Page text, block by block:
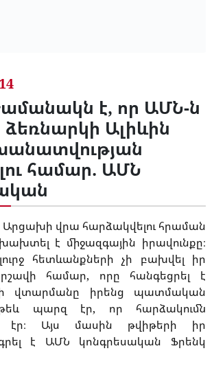
է, որ ԱՄՆ-ն
ձեռնարկի Ալիևին
համար. ԱՄՆ
վրա հարձակվելու հրաման
է միջազգային իրավունքը։
հետևանքների չի բախվել իր
համար, որը հանգեցրել է
վտարմանը իրենց պատմական
թեև պարզ էր, որ հարձակումն
էր։ Այս մասին թվիթերի իր
գրել է ԱՄՆ կոնգրեսական Ֆրենկ